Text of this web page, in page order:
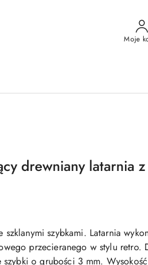
Moje
drewniany latarnia z
szybkami. Latarnia
przecieranego w stylu retro.
o grubości 3 mm.